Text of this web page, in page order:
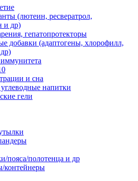
(лютеин, ресвератрол,
и др)
гепатопротекторы
добавки (адаптогены, хлорофилл,
и сна
напитки
гели
пояса/полотенца и др
контейнеры